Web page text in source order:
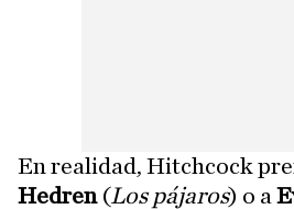
En realidad, Hitchcock
Hedren(Los pájaros) o a